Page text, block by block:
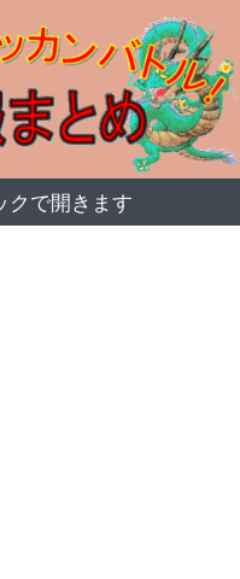
で開きます